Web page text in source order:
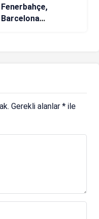
Fenerbahçe,
Barcelona
Gerekli alanlar * ile